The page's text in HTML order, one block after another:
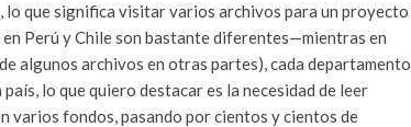
que significa visitar varios archivos para un proyecto
Perú y Chile son bastante diferentes—mientras en
algunos archivos en otras partes), cada departamento
lo que quiero destacar es la necesidad de leer
varios fondos, pasando por cientos y cientos de